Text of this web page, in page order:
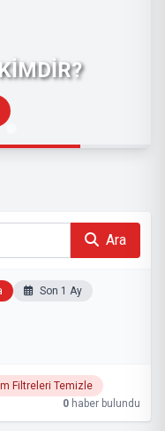
Ara
Son 1 Ay
Filtreleri Temizle
0 haber bulundu